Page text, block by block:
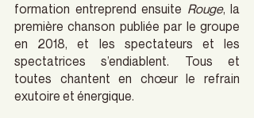
formation entreprend ensuite Rouge, la
première chanson publiée par le groupe
en 2018, et les spectateurs et les
spectatrices s’endiablent. Tous et
toutes chantent en chœur le refrain
exutoire et énergique.